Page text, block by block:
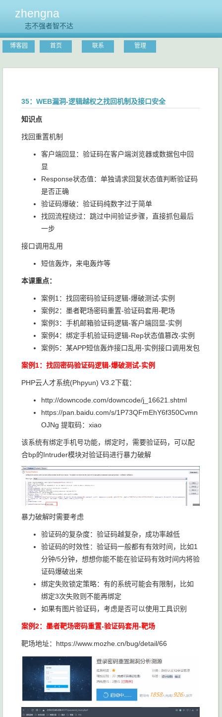
zhengna
志不强者智不达
博客园 首页 联系 管理
35：WEB漏洞-逻辑越权之找回机制及接口安全
知识点
找回重置机制
客户端回显：验证码在客户端浏览器或数据包中回
显
Response状态值：单独请求回复状态值判断验证码
是否正确
验证码爆破：验证码纯数字过于简单
找回流程绕过：跳过中间验证步骤，直接抓包最后
一步
接口调用乱用
短信轰炸，来电轰炸等
本课重点：
案例1：找回密码验证码逻辑-爆破测试-实例
案例2：墨者靶场密码重置-验证码套用-靶场
案例3：手机邮箱验证码逻辑-客户端回显-实例
案例4：绑定手机验证码逻辑-Rep状态值篡改-实例
案例5：某APP短信轰炸接口乱用-实例接口调用发包
案例1：找回密码验证码逻辑-爆破测试-实例
PHP云人才系统(Phpyun) V3.2下载：
http://downcode.com/downcode/j_16621.shtml
https://pan.baidu.com/s/1P73QFmEhY6f350Cvmn
OJNg 提取码：xiao
该系统有绑定手机号功能，绑定时，需要验证码，可以配
合bp的Intruder模块对验证码进行暴力破解
暴力破解时需要考虑
验证码的复杂度：验证码越复杂，成功率越低
验证码的时效性：验证码一般都有有效时间，比如1
分钟/5分钟，想想你能不能在验证码有效时间内将验
证码爆破出来
绑定失败锁定策略：有的系统可能会有限制，比如
绑定3次失败则不能再绑定
如果有图片验证码，考虑是否可以使用工具识别
案例2：墨者靶场密码重置-验证码套用-靶场
靶场地址：https://www.mozhe.cn/bug/detail/66